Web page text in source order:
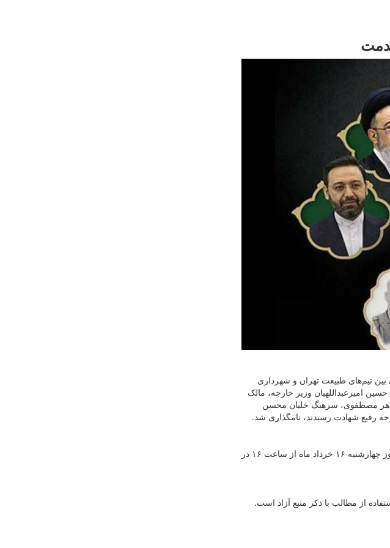
تیم‌های طبیعت تهران و شهرداری
امیرعبداللهیان وزیر خارجه، مالک
مصطفوی، سرهنگ خلبان محسن
رفیع شهادت رسیدند، نامگذاری شد.
شایان ذکر است، دیدار سوم تیم‌های طبیعت و شهرداری گرگان در مرحله فینال لیگ برتر بسکتبال آقایان روز چهارشنبه ۱۶ خرداد ماه از ساعت ۱۶ در
از مطالب با ذكر منبع آزاد است.